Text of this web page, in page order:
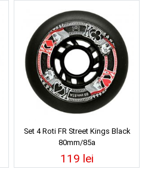
Set 4 Roti FR Street Kings Black
80mm/85a
119 lei